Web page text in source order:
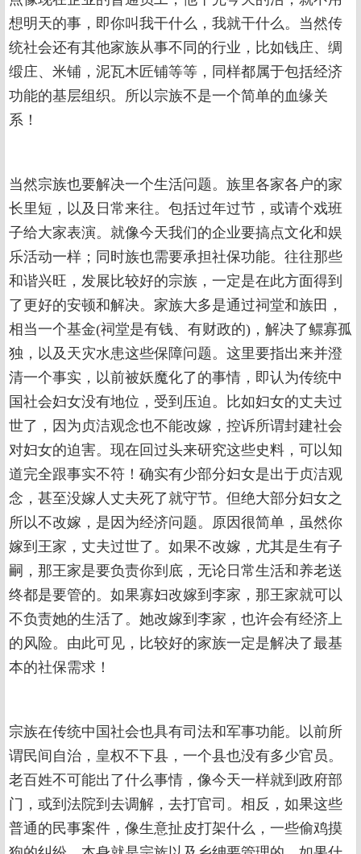
想明天的事，即你叫我干什么，我就干什么。当然传
统社会还有其他家族从事不同的行业，比如钱庄、绸
缎庄、米铺，泥瓦木匠铺等等，同样都属于包括经济
功能的基层组织。所以宗族不是一个简单的血缘关
系！
当然宗族也要解决一个生活问题。族里各家各户的家
长里短，以及日常来往。包括过年过节，或请个戏班
子给大家表演。就像今天我们的企业要搞点文化和娱
乐活动一样；同时族也需要承担社保功能。往往那些
和谐兴旺，发展比较好的宗族，一定是在此方面得到
了更好的安顿和解决。家族大多是通过祠堂和族田，
相当一个基金(祠堂是有钱、有财政的)，解决了鳏寡孤
独，以及天灾水患这些保障问题。这里要指出来并澄
清一个事实，以前被妖魔化了的事情，即认为传统中
国社会妇女没有地位，受到压迫。比如妇女的丈夫过
世了，因为贞洁观念也不能改嫁，控诉所谓封建社会
对妇女的迫害。现在回过头来研究这些史料，可以知
道完全跟事实不符！确实有少部分妇女是出于贞洁观
念，甚至没嫁人丈夫死了就守节。但绝大部分妇女之
所以不改嫁，是因为经济问题。原因很简单，虽然你
嫁到王家，丈夫过世了。如果不改嫁，尤其是生有子
嗣，那王家是要负责你到底，无论日常生活和养老送
终都是要管的。如果寡妇改嫁到李家，那王家就可以
不负责她的生活了。她改嫁到李家，也许会有经济上
的风险。由此可见，比较好的家族一定是解决了最基
本的社保需求！
宗族在传统中国社会也具有司法和军事功能。以前所
谓民间自治，皇权不下县，一个县也没有多少官员。
老百姓不可能出了什么事情，像今天一样就到政府部
门，或到法院到去调解，去打官司。相反，如果这些
普通的民事案件，像生意扯皮打架什么，一些偷鸡摸